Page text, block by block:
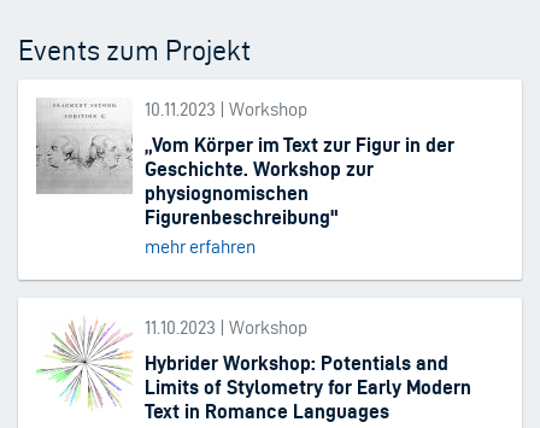
Events zum Projekt
10.11.2023 | Workshop
„Vom Körper im Text zur Figur in der
Geschichte. Workshop zur
physiognomischen
Figurenbeschreibung"
mehr erfahren
11.10.2023 | Workshop
Hybrider Workshop: Potentials and
Limits of Stylometry for Early Modern
Text in Romance Languages